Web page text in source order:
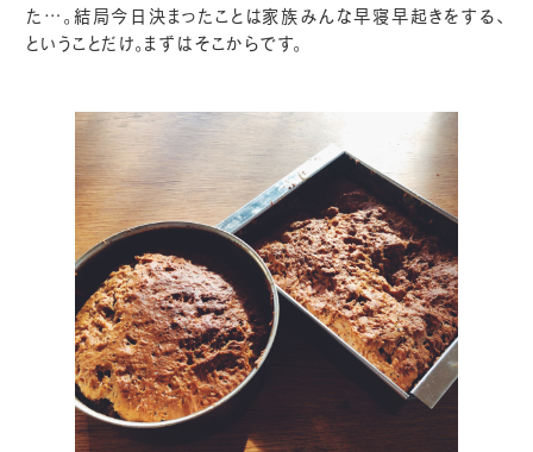
た…。結局今日決まったことは家族みんな早寝早起きをする、
ということだけ。まずはそこからです。